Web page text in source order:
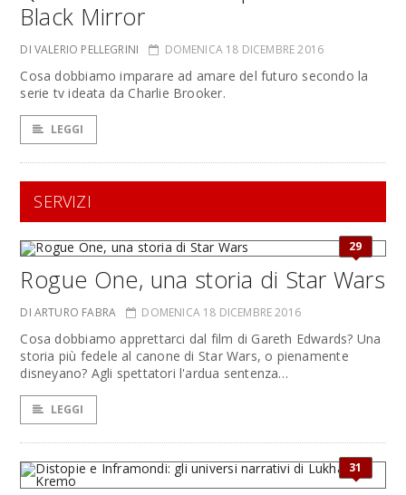
Black Mirror
DI VALERIO PELLEGRINI DOMENICA 18 DICEMBRE 2016
Cosa dobbiamo imparare ad amare del futuro secondo la
serie tv ideata da Charlie Brooker.
LEGGI
SERVIZI
29
Rogue One, una storia di Star Wars
DI ARTURO FABRA DOMENICA 18 DICEMBRE 2016
Cosa dobbiamo apprettarci dal film di Gareth Edwards? Una
storia più fedele al canone di Star Wars, o pienamente
disneyano? Agli spettatori l'ardua sentenza…
LEGGI
31